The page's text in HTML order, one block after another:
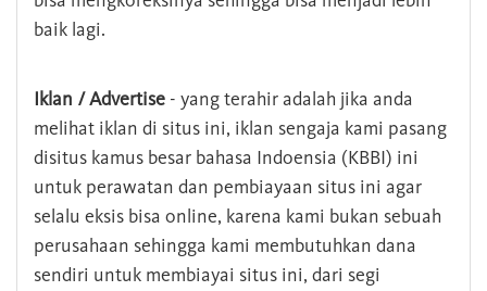
baik lagi.
Iklan / Advertise - yang terahir adalah jika anda
melihat iklan di situs ini, iklan sengaja kami pasang
disitus kamus besar bahasa Indoensia (KBBI) ini
untuk perawatan dan pembiayaan situs ini agar
selalu eksis bisa online, karena kami bukan sebuah
perusahaan sehingga kami membutuhkan dana
sendiri untuk membiayai situs ini, dari segi